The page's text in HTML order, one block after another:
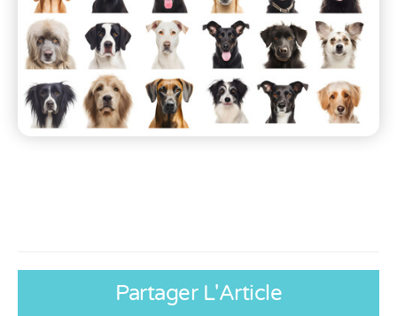
Partager L'Article